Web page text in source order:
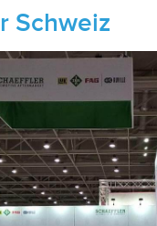
Schweiz